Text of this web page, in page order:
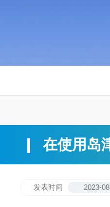
在使用岛
发表时间 2023-